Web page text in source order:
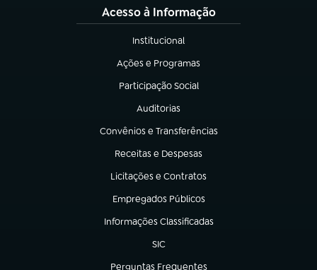
Acesso à Informação
Institucional
(abre em nova aba)
Ações e Programas
(abre em nova aba)
Participação Social
(abre em nova aba)
Auditorias
(abre em nova aba)
Convênios e Transferências
(abre em nova aba)
Receitas e Despesas
(abre em nova aba)
Licitações e Contratos
(abre em nova aba)
Empregados Públicos
(abre em nova aba)
Informações Classificadas
(abre em nova aba)
SIC
(abre em nova aba)
Perguntas Frequentes